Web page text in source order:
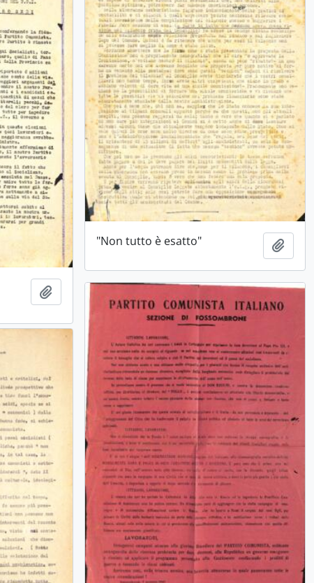
Aggiungi all'area di lavoro
"Non tutto è esatto"